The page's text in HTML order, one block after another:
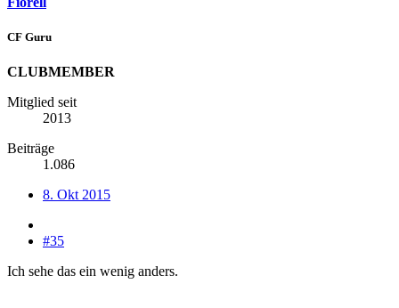
CF Guru
CLUBMEMBER
Mitglied seit
2013
Beiträge
1.086
8. Okt 2015
#35
Ich sehe das ein wenig anders.